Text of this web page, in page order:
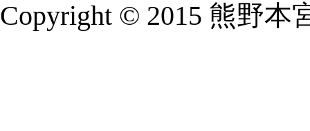
Copyright © 2015 熊野本